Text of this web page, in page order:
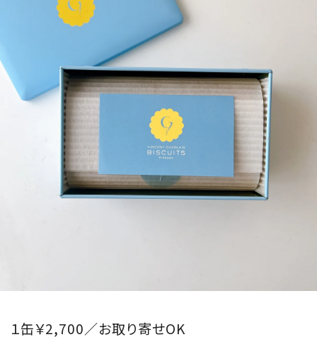
FORTUNE
SDGs
MAGAZINE
会員登録
めます。
ログイン・新規会員登録
１缶￥2,700／お取り寄せOK